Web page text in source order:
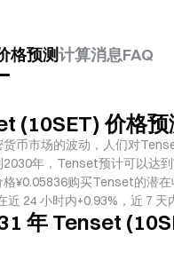
格预测计算消息FAQ
(10SET) 价格
币市场的波动，人们对
2030年，Tenset预计可以达到
格¥0.05836购买Tenset的潜
近 24 小时内+0.93%，近 7 天
年 Tenset